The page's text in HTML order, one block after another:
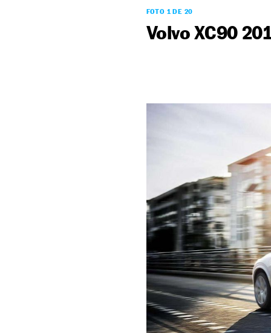
FOTO 1 DE 20
Volvo XC90